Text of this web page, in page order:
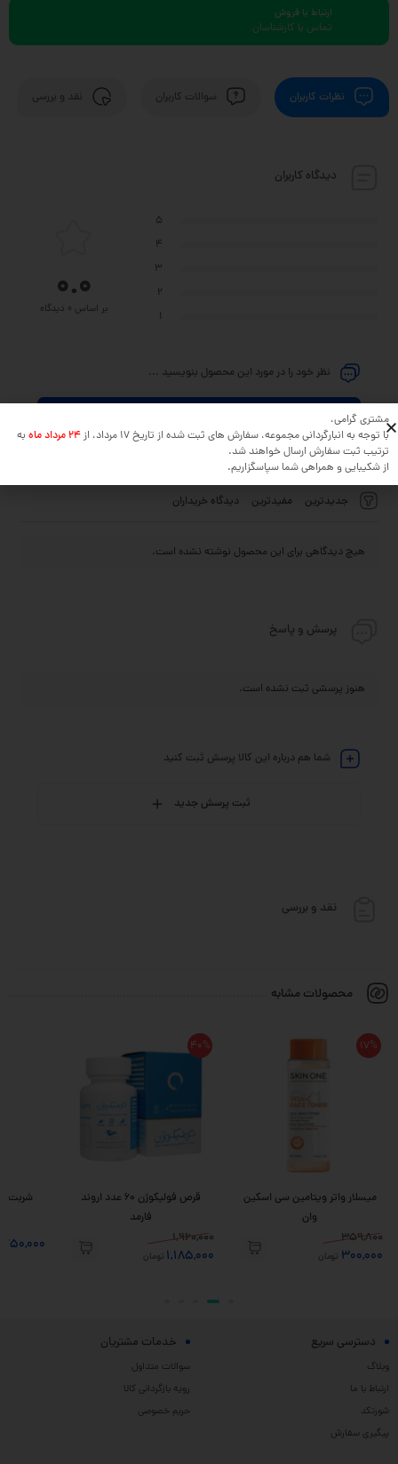
ارتباط با فروش
تماس با کارشناسان
نظرات کاربران سوالات کاربران نقد و بررسی
دیدگاه کاربران
جدیدترین مفیدترین دیدگاه خریداران
هیچ دیدگاهی برای این محصول نوشته نشده است.
5
4
3
2
1
0.0
بر اساس 0 دیدگاه
نظر خود را در مورد این محصول بنویسید ...
پرسش و پاسخ
هنوز پرسشی ثبت نشده است.
شما هم درباره این کالا پرسش ثبت کنید
ثبت پرسش جدید
نقد و بررسی
محصولات مشابه
17%
میسلار واتر ویتامین سی اسکین
وان
359,800
300,000 تومان
40%
قرص فولیکوژن 60 عدد اروند
فارمد
1,960,000
1,185,000 تومان
دسترسی سریع
وبلاگ
ارتباط با ما
شورتکد
پیگیری سفارش
خدمات مشتریان
سوالات متداول
رویه بازگردانی کالا
حریم خصوصی
مشتری گرامی،
با توجه به انبارگردانی مجموعه، سفارش های ثبت شده از تاریخ 17 مرداد، از
24 مرداد ماه
به
ترتیب ثبت سفارش ارسال خواهند شد.
از شکیبایی و همراهی شما سپاسگزاریم.